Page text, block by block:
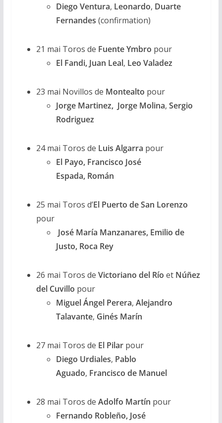
Diego Ventura, Leonardo, Duarte
Fernandes (confirmation)
21 mai Toros de Fuente Ymbro pour
El Fandi, Juan Leal, Leo Valadez
23 mai Novillos de Montealto pour
Jorge Martinez, Jorge Molina, Sergio
Rodriguez
24 mai Toros de Luis Algarra pour
El Payo, Francisco José
Espada, Román
25 mai Toros d’El Puerto de San Lorenzo
pour
José María Manzanares, Emilio de
Justo, Roca Rey
26 mai Toros de Victoriano del Río et Núñez
del Cuvillo pour
Miguel Ángel Perera, Alejandro
Talavante, Ginés Marín
27 mai Toros de El Pilarpour
Diego Urdiales, Pablo
Aguado, Francisco de Manuel
28 mai Toros de Adolfo Martín pour
Fernando Robleño, José